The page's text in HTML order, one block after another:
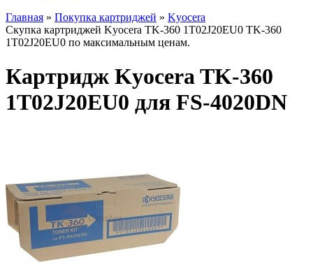
Главная » Покупка картриджей » Kyocera
Скупка картриджей Kyocera TK-360 1T02J20EU0 TK-360
1T02J20EU0 по максимальным ценам.
Картридж Kyocera TK-360
1T02J20EU0 для FS-4020DN